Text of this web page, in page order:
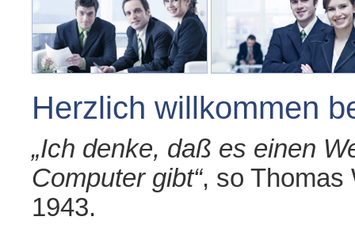
Herzlich willkommen
„Ich denke, daß es einen
Computer gibt“, so Thomas
1943.